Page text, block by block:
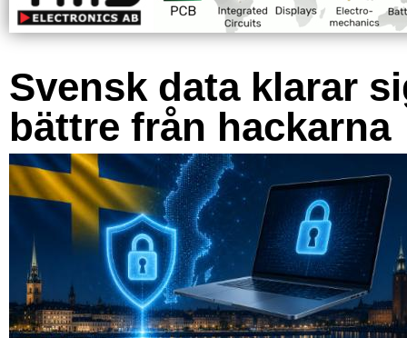
Svensk data klarar
bättre från hackarna